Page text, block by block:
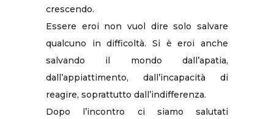
crescendo.
Essere eroi non vuol dire solo salvare
qualcuno in difficoltà. Si è eroi anche
salvando il mondo dall’apatia,
dall’appiattimento, dall’incapacità di
reagire, soprattutto dall’indifferenza.
Dopo l’incontro ci siamo salutati